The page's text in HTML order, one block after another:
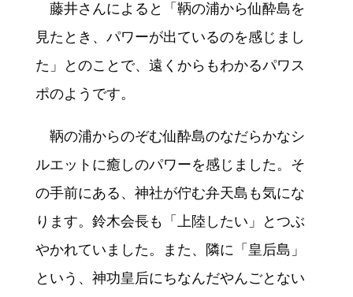
藤井さんによると「鞆の浦から仙酔島を
見たとき、パワーが出ているのを感じまし
た」とのことで、遠くからもわかるパワス
ポのようです。
鞆の浦からのぞむ仙酔島のなだらかなシ
ルエットに癒しのパワーを感じました。そ
の手前にある、神社が佇む弁天島も気にな
ります。鈴木会長も「上陸したい」とつぶ
やかれていました。また、隣に「皇后島」
という、神功皇后にちなんだやんごとない